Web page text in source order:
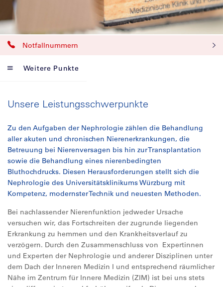
Notfallnummern
Weitere Punkte
Unsere Leistungsschwerpunkte
Zu den Aufgaben der Nephrologie zählen die Behandlung
aller akuten und chronischen Nierenerkrankungen, die
Betreuung bei Nierenversagen bis hin zur Transplantation
sowie die Behandlung eines nierenbedingten
Bluthochdrucks. Diesen Herausforderungen stellt sich die
Nephrologie des Universitätsklinikums Würzburg mit
Kompetenz, modernster Technik und neuesten Methoden.
Bei nachlassender Nierenfunktion jedweder Ursache
versuchen wir, das Fortschreiten der zugrunde liegenden
Erkrankung zu hemmen und den Krankheitsverlauf zu
verzögern. Durch den Zusammenschluss von Expertinnen
und Experten der Nephrologie und anderer Disziplinen unter
dem Dach der Inneren Medizin I und entsprechend räumlicher
Nähe im Zentrum für Innere Medizin (ZIM) ist bei uns stets